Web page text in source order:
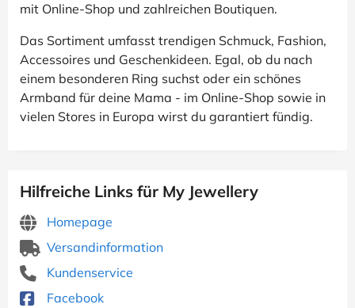
mit Online-Shop und zahlreichen Boutiquen.
Das Sortiment umfasst trendigen Schmuck, Fashion,
Accessoires und Geschenkideen. Egal, ob du nach
einem besonderen Ring suchst oder ein schönes
Armband für deine Mama - im Online-Shop sowie in
vielen Stores in Europa wirst du garantiert fündig.
Hilfreiche Links für My Jewellery
Homepage
Versandinformation
Kundenservice
Facebook